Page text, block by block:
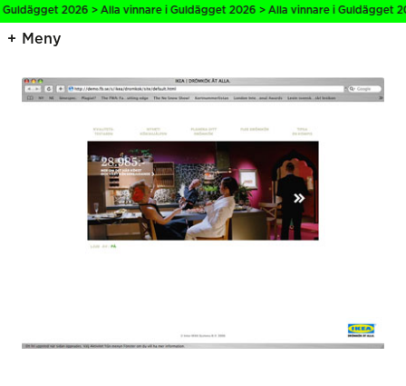
2026 > Alla vinnare i Guldägget 2026 > Alla vinnare i Guldägget
Meny